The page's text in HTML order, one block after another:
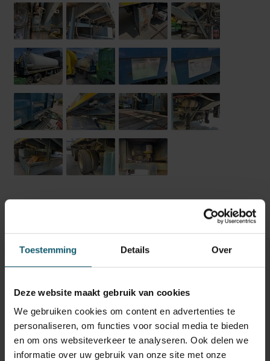
Toestemming Details Over
Deze website maakt gebruik van cookies
We gebruiken cookies om content en advertenties te
personaliseren, om functies voor social media te bieden
en om ons websiteverkeer te analyseren. Ook delen we
informatie over uw gebruik van onze site met onze
Banden
Inwendige maten
Breedte
Hoogte